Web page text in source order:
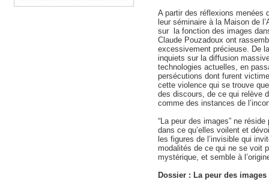
A partir des réflexions menées
leur séminaire à la Maison de
sur la fonction des images
Claude Pouzadoux ont
excessivement précieuse. De
inquiets sur la diffusion
technologies actuelles, en
persécutions dont furent
cette violence qui se trouve
des discours, de ce qui relève
comme des instances de
“La peur des images” ne
dans ce qu’elles voilent et
les figures de l’invisible qui
modalités de ce qui ne se voit
mystérique, et semble à
Dossier : La peur des images